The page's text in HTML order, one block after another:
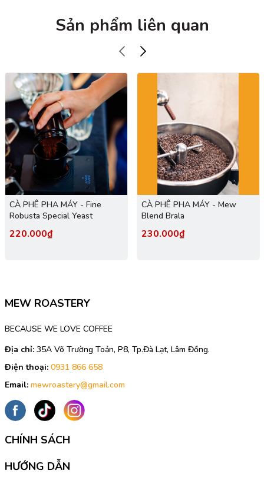
Sản phẩm liên quan
CÀ PHÊ PHA MÁY - Fine
Robusta Special Yeast
220.000₫
CÀ PHÊ PHA MÁY - Mew
Blend Brala
230.000₫
MEW ROASTERY
BECAUSE WE LOVE COFFEE
Địa chỉ: 35A Võ Trường Toản, P8, Tp.Đà Lạt, Lâm Đồng.
Điện thoại: 0931 866 658
Email: mewroastery@gmail.com
CHÍNH SÁCH
HƯỚNG DẪN